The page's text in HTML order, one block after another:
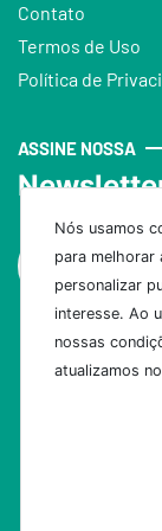
Nós usamos
para melhorar
personalizar
interesse. Ao
nossas
atualizamos
Contato
Termos de Uso
Política de
ASSINE NOSSA